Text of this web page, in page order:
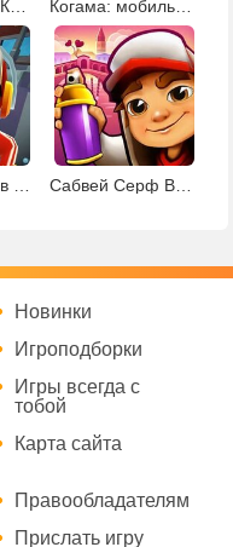
Сабвей Серф Кембридж Когама: мобильные игры
Сабвей Серф в Нью-Йорке Сабвей Серф Венеция
Новинки
Игроподборки
Игры всегда с
тобой
Карта сайта
Правообладателям
Прислать игру